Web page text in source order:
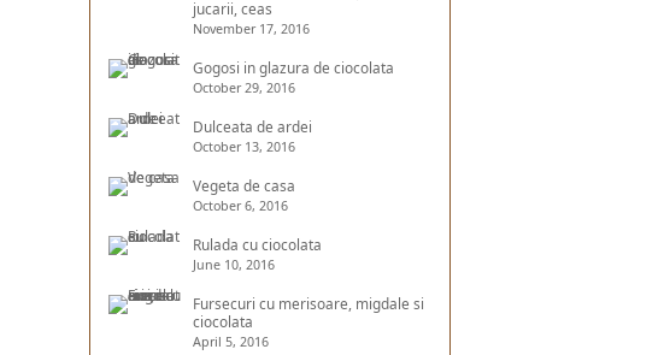
jucarii, ceas
November 17, 2016
Gogosi in glazura de ciocolata
October 29, 2016
Dulceata de ardei
October 13, 2016
Vegeta de casa
October 6, 2016
Rulada cu ciocolata
June 10, 2016
Fursecuri cu merisoare, migdale si
ciocolata
April 5, 2016